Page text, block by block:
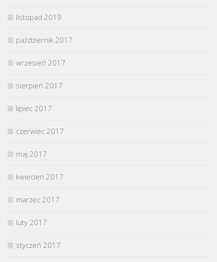
listopad 2019
październik 2017
wrzesień 2017
sierpień 2017
lipiec 2017
czerwiec 2017
maj 2017
kwiecień 2017
marzec 2017
luty 2017
styczeń 2017